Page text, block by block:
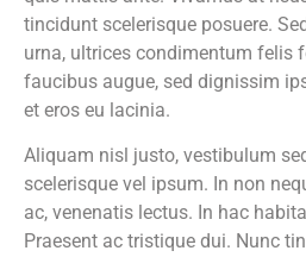
tincidunt scelerisque posuere.
urna, ultrices condimentum felis
faucibus augue, sed dignissim
et eros eu lacinia.
Aliquam nisl justo, vestibulum
scelerisque vel ipsum. In non
ac, venenatis lectus. In hac
Praesent ac tristique dui. Nunc